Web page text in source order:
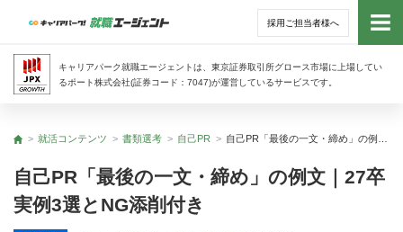
採用ご担当者様へ
キャリアパーク就職エージェントは、東京証券取引所グロース市場に上場してい
るポート株式会社(証券コード：7047)が運営しているサービスです。
トッ
トップ
就活コンテンツ 書類選考 自己PR
自己PR「最後の一文・締め」の例文｜27卒
実例3選とNG添削付き